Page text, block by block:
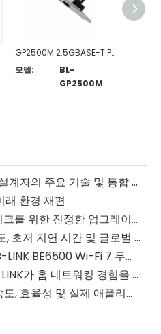
GP2500M 2.5GBASE-T PCIe 네트워크 어댑터
모델:
BL-
GP2500M
Wi-Fi 7 디코딩: 하드웨어 설계자의 주요 기술 및 통합 과제
래 환경 재편
WiFi 6 대 WiFi 7: 홈 네트워크를 위한 진정한 업그레이드는 무엇입니까?
Wi-Fi 7 설명: 320MHz 속도, 초저 지연 시간 및 글로벌 애플리케이션 가이드
[궁극의 네트워크 경험] LB-LINK BE6500 Wi-Fi 7 무선 USB 어댑터: 온라인 생활을 재정의하세요
WiFi 1에서 WiFi 7까지: LB-LINK가 홈 네트워킹 경험을 재구성하는 방법 디코딩
WiFi 7이란 무엇입니까? 속도, 효율성 및 실제 애플리케이션에 대한 2025년 가이드